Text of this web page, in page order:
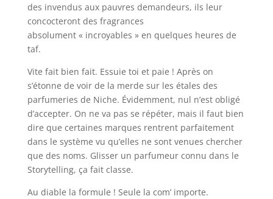
des invendus aux pauvres demandeurs, ils leur
concocteront des fragrances
absolument « incroyables » en quelques heures de
taf.
Vite fait bien fait. Essuie toi et paie ! Après on
s’étonne de voir de la merde sur les étales des
parfumeries de Niche. Évidemment, nul n’est obligé
d’accepter. On ne va pas se répéter, mais il faut bien
dire que certaines marques rentrent parfaitement
dans le système vu qu’elles ne sont venues chercher
que des noms. Glisser un parfumeur connu dans le
Storytelling, ça fait classe.
Au diable la formule ! Seule la com’ importe.